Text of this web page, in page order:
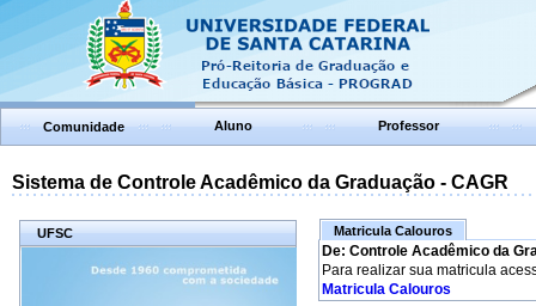
Comunidade Aluno Professor
Sistema de Controle Acadêmico da Graduação - CAGR
UFSC Matricula Calouros
De: Controle Acadêmico da
Para realizar sua matricula
Matricula Calouros